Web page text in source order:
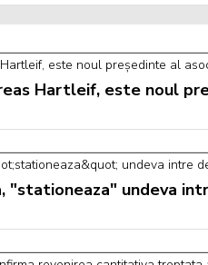
Hartleif, este noul
"stationeaza" undeva